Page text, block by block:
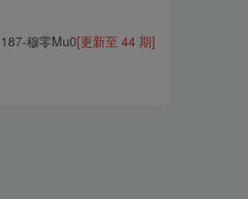
187-穆零Mu0[更新至 44 期]